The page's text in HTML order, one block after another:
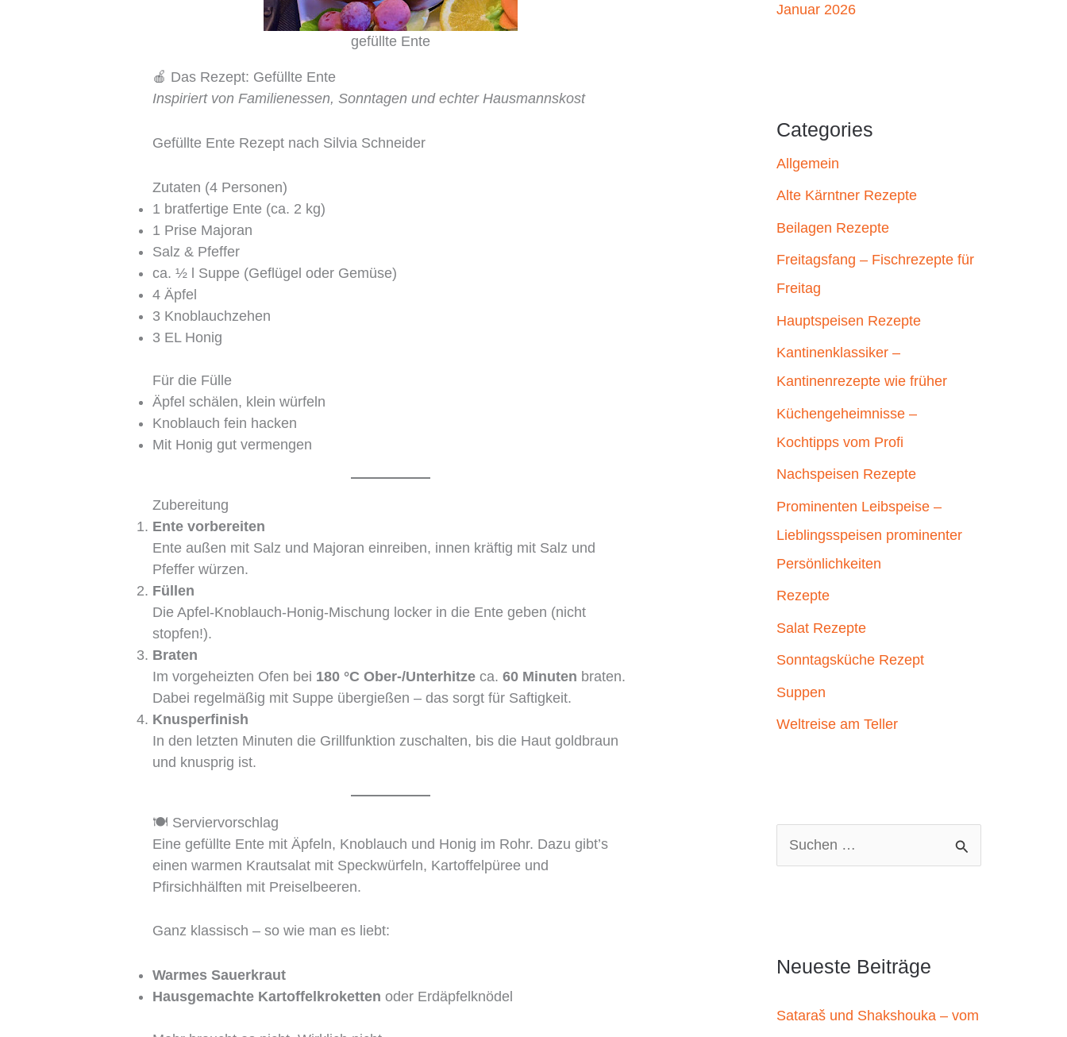
gefüllte Ente
🍎 Das Rezept: Gefüllte Ente
Inspiriert von Familienessen, Sonntagen und echter Hausmannskost
Gefüllte Ente Rezept nach Silvia Schneider
Zutaten (4 Personen)
1 bratfertige Ente (ca. 2 kg)
1 Prise Majoran
Salz & Pfeffer
ca. ½ l Suppe (Geflügel oder Gemüse)
4 Äpfel
3 Knoblauchzehen
3 EL Honig
Für die Fülle
Äpfel schälen, klein würfeln
Knoblauch fein hacken
Mit Honig gut vermengen
Zubereitung
Ente vorbereiten
Ente außen mit Salz und Majoran einreiben, innen kräftig mit Salz und
Pfeffer würzen.
Füllen
Die Apfel-Knoblauch-Honig-Mischung locker in die Ente geben (nicht
stopfen!).
Braten
Im vorgeheizten Ofen bei 180 °C Ober-/Unterhitze ca.60 Minuten braten.
Dabei regelmäßig mit Suppe übergießen – das sorgt für Saftigkeit.
Knusperfinish
In den letzten Minuten die Grillfunktion zuschalten, bis die Haut goldbraun
und knusprig ist.
🍽 Serviervorschlag
Eine gefüllte Ente mit Äpfeln, Knoblauch und Honig im Rohr. Dazu gibt’s
einen warmen Krautsalat mit Speckwürfeln, Kartoffelpüree und
Pfirsichhälften mit Preiselbeeren.
Ganz klassisch – so wie man es liebt:
Warmes Sauerkraut
Hausgemachte Kartoffelkroketten oder Erdäpfelknödel
Januar 2026
Categories
Allgemein
Alte Kärntner Rezepte
Beilagen Rezepte
Freitagsfang – Fischrezepte für
Freitag
Hauptspeisen Rezepte
Kantinenklassiker –
Kantinenrezepte wie früher
Küchengeheimnisse –
Kochtipps vom Profi
Nachspeisen Rezepte
Prominenten Leibspeise –
Lieblingsspeisen prominenter
Persönlichkeiten
Rezepte
Salat Rezepte
Sonntagsküche Rezept
Suppen
Weltreise am Teller
u
n
Neueste Beiträge
Sataraš und Shakshouka – vom